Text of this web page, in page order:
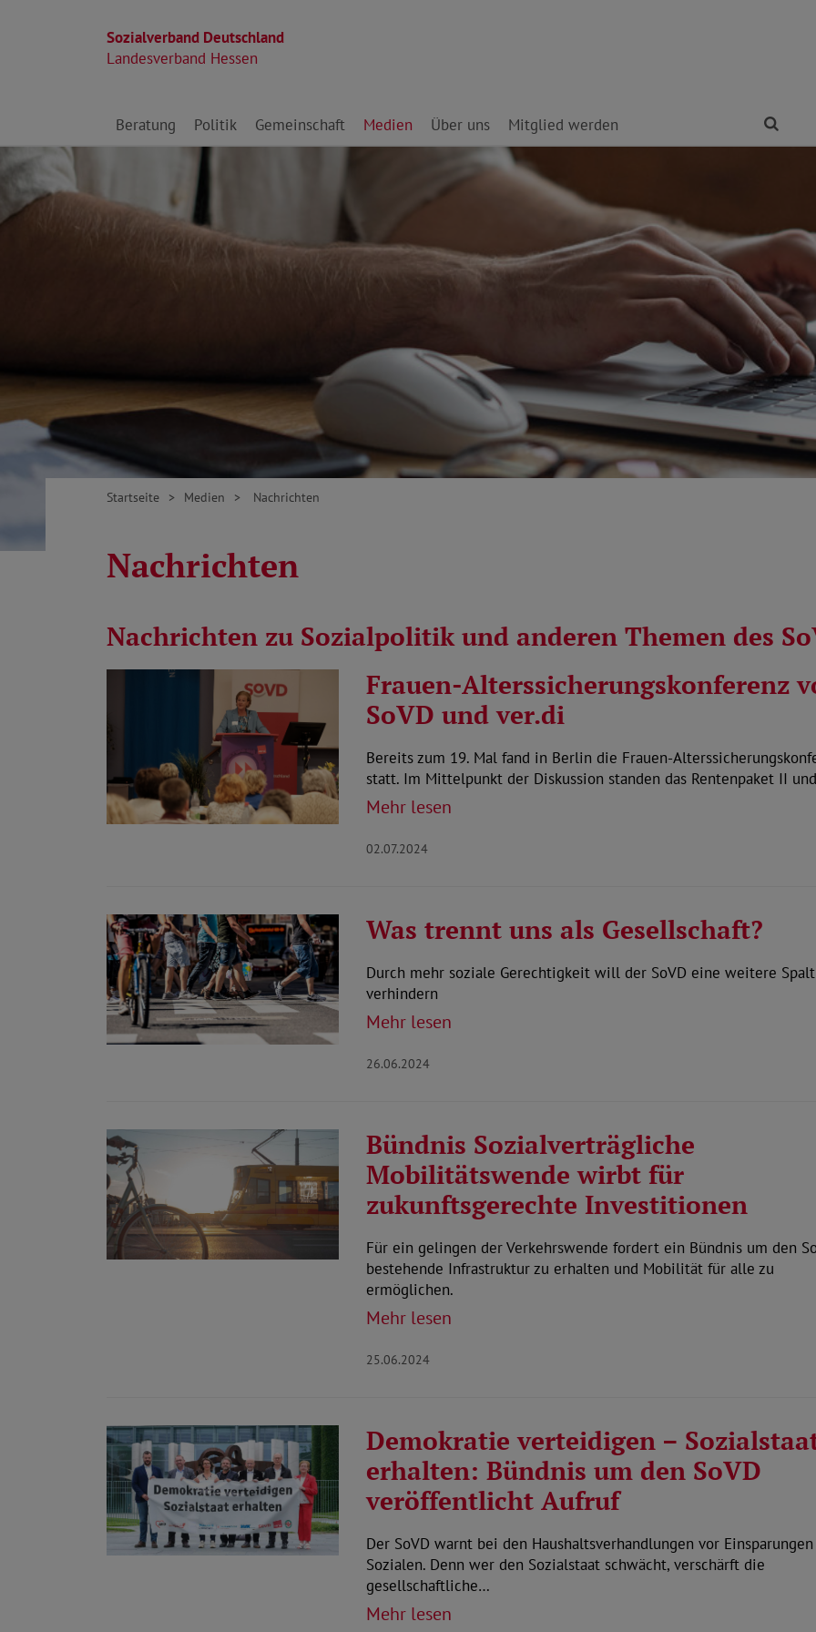
Sozialverband Deutschland
Landesverband Hessen
Direkt zu den Inhalten springen
Beratung Politik Gemeinschaft Medien Über uns Mitglied werden
Startseite Medien Nachrichten
Nachrichten
Nachrichten zu Sozialpolitik und anderen Themen des
Frauen-Alterssicherungskonferenz
SoVD und ver.di
Bereits zum 19. Mal fand in Berlin die Frauen-
statt. Im Mittelpunkt der Diskussion standen das Rentenpaket II
Mehr lesen
02.07.2024
Was trennt uns als Gesellschaft?
Durch mehr soziale Gerechtigkeit will der SoVD eine weitere
verhindern
Mehr lesen
26.06.2024
Bündnis Sozialverträgliche
Mobilitätswende wirbt für
zukunftsgerechte Investitionen
Für ein gelingen der Verkehrswende fordert ein Bündnis um den
bestehende Infrastruktur zu erhalten und Mobilität für alle zu
ermöglichen.
Mehr lesen
25.06.2024
Demokratie verteidigen –
erhalten: Bündnis um den SoVD
veröffentlicht Aufruf
Der SoVD warnt bei den Haushaltsverhandlungen vor
Sozialen. Denn wer den Sozialstaat schwächt, verschärft die
gesellschaftliche…
Mehr lesen